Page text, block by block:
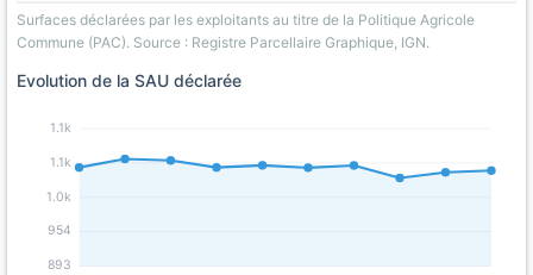
Surfaces déclarées par les exploitants au titre de la Politique Agricole
Commune (PAC). Source : Registre Parcellaire Graphique, IGN.
Evolution de la SAU déclarée
893
954
1.0k
1.1k
1.1k